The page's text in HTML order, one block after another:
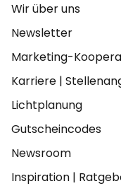
Wir über uns
Newsletter
Marketing-
Karriere |
Lichtplanung
Gutscheincodes
Newsroom
Inspiration |